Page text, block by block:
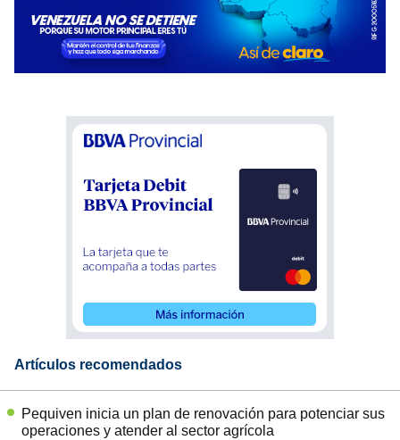
Artículos recomendados
Pequiven inicia un plan de renovación para potenciar sus
operaciones y atender al sector agrícola